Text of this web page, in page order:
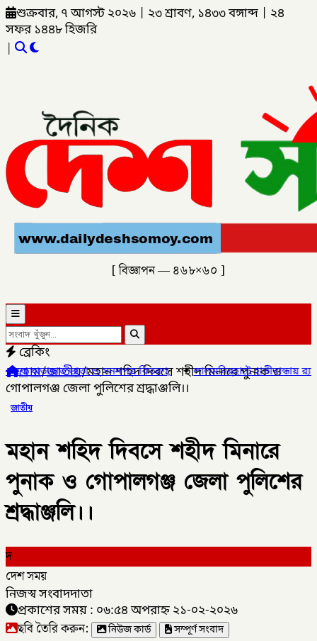
শুক্রবার, ৭ আগস্ট ২০২৬ ২৩ শ্রাবণ, ১৪৩৩ বঙ্গাব্দ
২৪
সফর ১৪৪৮ হিজরি
|
[ বিজ্ঞাপন — ৪৬৮×৬০ ]
ব্রেকিং
সনদপত্র বিতরণ,✦লালমনিরহাটে হাতীবান্ধায় র‌্যাব-১৩ অভিযানে
হোম/জাতীয়/মহান শহিদ দিবসে শহীদ মিনারে পুনাক ও
গোপালগঞ্জ জেলা পুলিশের শ্রদ্ধাঞ্জলি।।
জাতীয়
মহান শহিদ দিবসে শহীদ মিনারে
পুনাক ও গোপালগঞ্জ জেলা পুলিশের
শ্রদ্ধাঞ্জলি।।
দ
দেশ সময়
নিজস্ব সংবাদদাতা
প্রকাশের সময় : ০৬:৫৪ অপরাহ্ন ২১-০২-২০২৬
ছবি তৈরি করুন: নিউজ কার্ড
সম্পূর্ণ সংবাদ